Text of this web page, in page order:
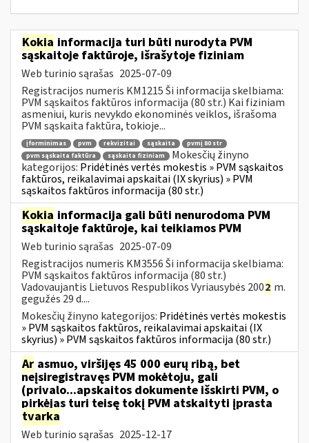
Kokia informacija turi būti nurodyta PVM
sąskaitoje faktūroje, išrašytoje fiziniam
Web turinio sąrašas 2025-07-09
Registracijos numeris KM1215 Ši informacija skelbiama:
PVM sąskaitos faktūros informacija (80 str.) Kai fiziniam
asmeniui, kuris nevykdo ekonominės veiklos, išrašoma
PVM sąskaita faktūra, tokioje...
įforminimas pvm rekvizitai sąskaita
pvmį 80 str
pvm sąskaita faktūra
sąskaita fiziniam
Mokesčių žinyno
kategorijos: Pridėtinės vertės mokestis » PVM sąskaitos
faktūros, reikalavimai apskaitai (IX skyrius) » PVM
sąskaitos faktūros informacija (80 str.)
Kokia informacija gali būti nenurodoma PVM
sąskaitoje faktūroje, kai teikiamos PVM
Web turinio sąrašas 2025-07-09
Registracijos numeris KM3556 Ši informacija skelbiama:
PVM sąskaitos faktūros informacija (80 str.)
Vadovaujantis Lietuvos Respublikos Vyriausybės 2002 m.
gegužės 29 d....
Mokesčių žinyno kategorijos: Pridėtinės vertės mokestis
» PVM sąskaitos faktūros, reikalavimai apskaitai (IX
skyrius) » PVM sąskaitos faktūros informacija (80 str.)
Ar asmuo, viršijęs 45 000 eurų ribą, bet
neįsiregistravęs PVM mokėtoju, gali
(privalo...apskaitos dokumente išskirti PVM, o
pirkėjas turi teisę tokį PVM atskaityti įprasta
tvarka
Web turinio sąrašas 2025-12-17